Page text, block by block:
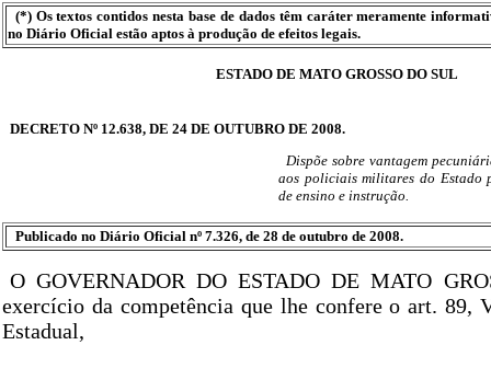
(*) Os textos contidos nesta base de dados têm caráter meramente
no Diário Oficial estão aptos à produção de efeitos legais.
ESTADO DE MATO GROSSO DO SUL
DECRETO Nº 12.638, DE 24 DE OUTUBRO DE 2008.
Dispõe sobre vantagem
aos policiais militares do Estado
de ensino e instrução.
Publicado no Diário Oficial nº 7.326, de 28 de outubro de 2008.
O GOVERNADOR DO ESTADO DE MATO
exercício da competência que lhe confere o art. 89,
Estadual,